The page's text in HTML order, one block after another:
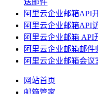
送邮件
阿里云企业邮箱API
阿里云企业邮箱API
阿里云企业邮箱 API
阿里云企业邮箱邮件
阿里云企业邮箱会议
网站首页